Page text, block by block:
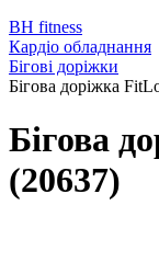
BH fitness
Кардіо обладнання
Бігові доріжки
Бігова доріжка
Бігова
(20637)